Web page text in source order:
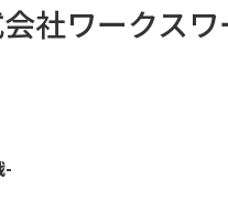
社ワークス
-